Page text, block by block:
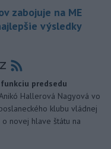
zabojuje na ME
výsledky
predsedu
Hallerová Nagyová vo
klubu vládnej
novej hlave štátu na